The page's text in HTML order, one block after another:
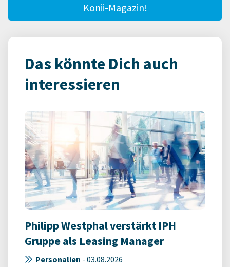
Konii-Magazin!
Das könnte Dich auch
interessieren
Philipp Westphal verstärkt IPH
Gruppe als Leasing Manager
Personalien - 03.08.2026